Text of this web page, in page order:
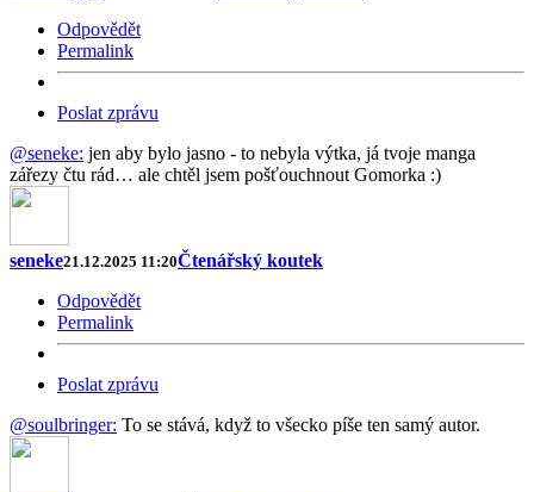
Odpovědět
Permalink
Poslat zprávu
@seneke: jen aby bylo jasno - to nebyla výtka, já tvoje manga
zářezy čtu rád… ale chtěl jsem pošťouchnout Gomorka :)
seneke21.12.2025 11:20Čtenářský koutek
Odpovědět
Permalink
Poslat zprávu
@soulbringer: To se stává, když to všecko píše ten samý autor.